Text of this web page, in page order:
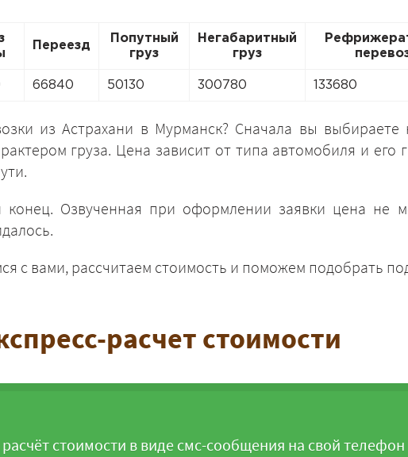
Переезд
Попутный
груз
Негабаритный
груз
66840 50130 300780 133680
из Астрахани в Мурманск? Сначала вы
груза. Цена зависит от типа автомобиля и
Озвученная при оформлении заявки цена не
с вами, рассчитаем стоимость и поможем подобрать
расчет стоимости
стоимости в виде смс-сообщения на свой телефон
+7 (499) 520-05-23